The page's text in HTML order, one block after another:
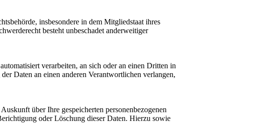
insbesondere in dem Mitgliedstaat ihres
besteht unbeschadet anderweitiger
verarbeiten, an sich oder an einen Dritten in
Daten an einen anderen Verantwortlichen verlangen,
über Ihre gespeicherten personenbezogenen
oder Löschung dieser Daten. Hierzu sowie